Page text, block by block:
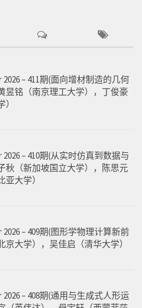
2026 – 411期(面向增材制造的几何
昱铭（南京理工大学），丁俊豪
2026 – 410期(从实时仿真到数据与
秋（新加坡国立大学），陈思元
亚大学）
2026 – 409期(图形学物理计算新前
京大学），吴佳启（清华大学）
2026 – 408期(通用与生成式人形运